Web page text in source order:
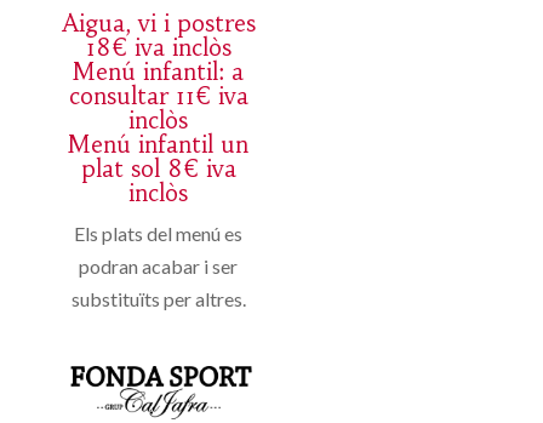
Aigua, vi i postres
18€ iva inclòs
Menú infantil: a
consultar 11€ iva
inclòs
Menú infantil un
plat sol 8€ iva
inclòs
Els plats del menú es
podran acabar i ser
substituïts per altres.